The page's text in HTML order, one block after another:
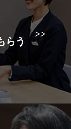
らう